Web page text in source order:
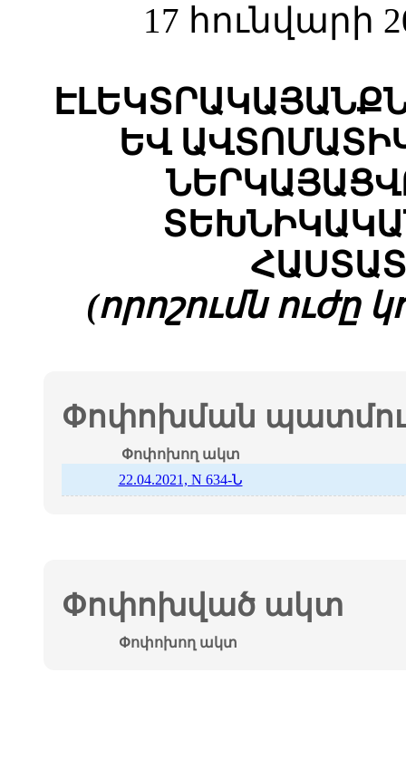
17 հունվարի
ԵՎ
(որոշումն ուժը
Փոփոխման
Փոփոխող ակտ
22.04.2021, N 634-Ն
Փոփոխված ակտ
Փոփոխող ակտ